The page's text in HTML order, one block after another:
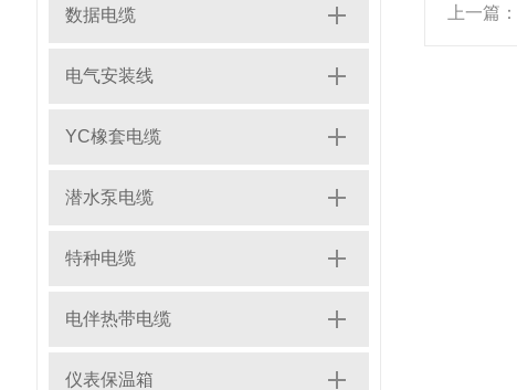
数据电缆
电气安装线
YC橡套电缆
潜水泵电缆
特种电缆
电伴热带电缆
仪表保温箱
上一篇：